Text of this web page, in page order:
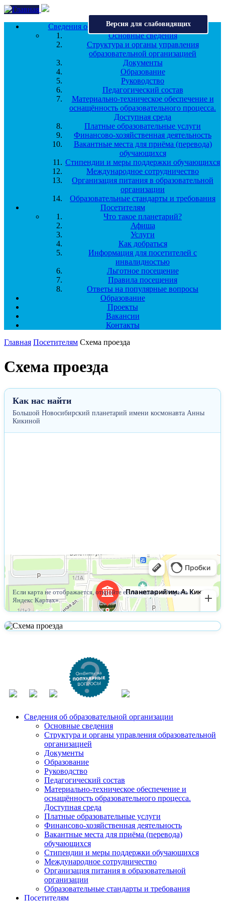
Перейти к основному содержанию
Версия для слабовидящих
Сведения об образовательной организации
Основные сведения
Структура и органы управления
образовательной организацией
Документы
Образование
Руководство
Педагогический состав
Материально-техническое обеспечение и
оснащённость образовательного процесса.
Доступная среда
Платные образовательные услуги
Финансово-хозяйственная деятельность
Вакантные места для приёма (перевода)
обучающихся
Стипендии и меры поддержки обучающихся
Международное сотрудничество
Организация питания в образовательной
организации
Образовательные стандарты и требования
Посетителям
Что такое планетарий?
Афиша
Услуги
Как добраться
Информация для посетителей с
инвалидностью
Льготное посещение
Правила посещения
Ответы на популярные вопросы
Образование
Проекты
Вакансии
Контакты
Главная Посетителям Схема проезда
Схема проезда
Как нас найти
Большой Новосибирский планетарий имени космонавта Анны
Кикиной
Открыть в Яндекс Картах Построить маршрут
Если карта не отображается, откройте её по кнопке «Открыть в
Яндекс Картах».
Сведения об образовательной организации
Основные сведения
Структура и органы управления образовательной
организацией
Документы
Образование
Руководство
Педагогический состав
Материально-техническое обеспечение и
оснащённость образовательного процесса.
Доступная среда
Платные образовательные услуги
Финансово-хозяйственная деятельность
Вакантные места для приёма (перевода)
обучающихся
Стипендии и меры поддержки обучающихся
Международное сотрудничество
Организация питания в образовательной
организации
Образовательные стандарты и требования
Посетителям